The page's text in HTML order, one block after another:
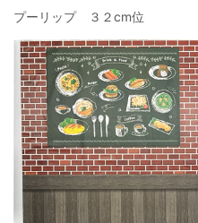
プーリップ ３２cm位